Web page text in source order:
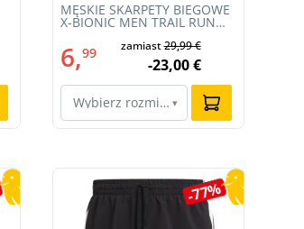
MĘSKIE SKARPETY BIEGOWE
X-BIONIC MEN TRAIL RUN
R019)
6,99 zamiast29,99 €
-23,00 €
Wybierz rozmiar…
▾
-77%